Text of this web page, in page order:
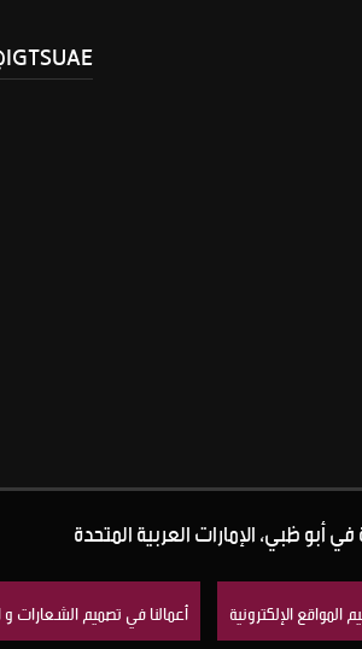
أبو ظبي، الإمارات العربية المتحدة
المواقع الإلكترونية أعمالنا في تصميم الشعارات و